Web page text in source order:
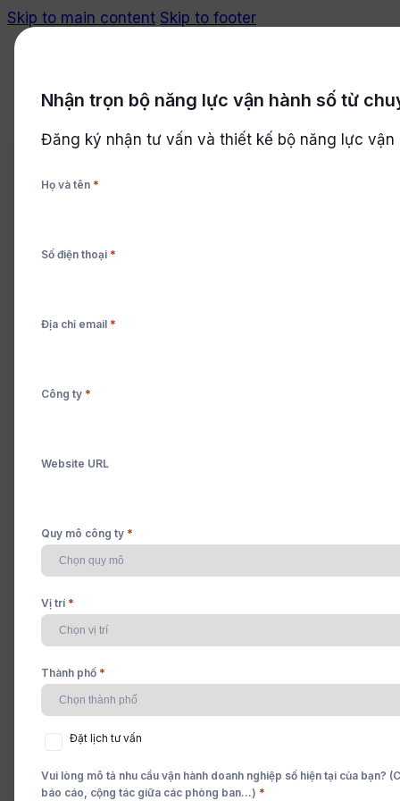
Skip to main content Skip to footer
Bắt đầu miễn phí
Thi công xây dựng là gì?
toàn, nghiệm thu và chi phí. Bài viết giúp doanh
Đăng tải: 17/05/2026
Nhận trọn bộ năng lực vận hành số từ
Đăng ký nhận tư vấn và thiết kế bộ năng lực vận
Họ và tên *
Số điện thoại *
Địa chỉ email *
Công ty *
Website URL
Quy mô công ty *
Vị trí *
Thành phố *
tư
Đặt lịch tư vấn
Vui lòng mô tả nhu cầu vận hành doanh nghiệp số hiện tại của bạn?
báo cáo, cộng tác giữa các phòng ban...) *